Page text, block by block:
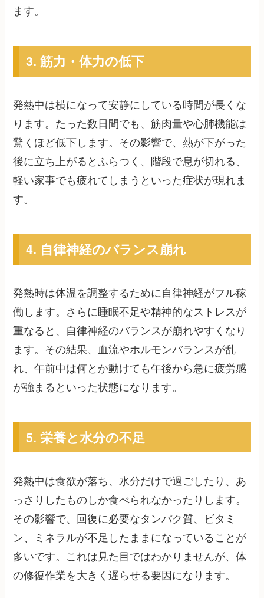
ます。
3. 筋力・体力の低下
発熱中は横になって安静にしている時間が長くな
ります。たった数日間でも、筋肉量や心肺機能は
驚くほど低下します。その影響で、熱が下がった
後に立ち上がるとふらつく、階段で息が切れる、
軽い家事でも疲れてしまうといった症状が現れま
す。
4. 自律神経のバランス崩れ
発熱時は体温を調整するために自律神経がフル稼
働します。さらに睡眠不足や精神的なストレスが
重なると、自律神経のバランスが崩れやすくなり
ます。その結果、血流やホルモンバランスが乱
れ、午前中は何とか動けても午後から急に疲労感
が強まるといった状態になります。
5. 栄養と水分の不足
発熱中は食欲が落ち、水分だけで過ごしたり、あ
っさりしたものしか食べられなかったりします。
その影響で、回復に必要なタンパク質、ビタミ
ン、ミネラルが不足したままになっていることが
多いです。これは見た目ではわかりませんが、体
の修復作業を大きく遅らせる要因になります。